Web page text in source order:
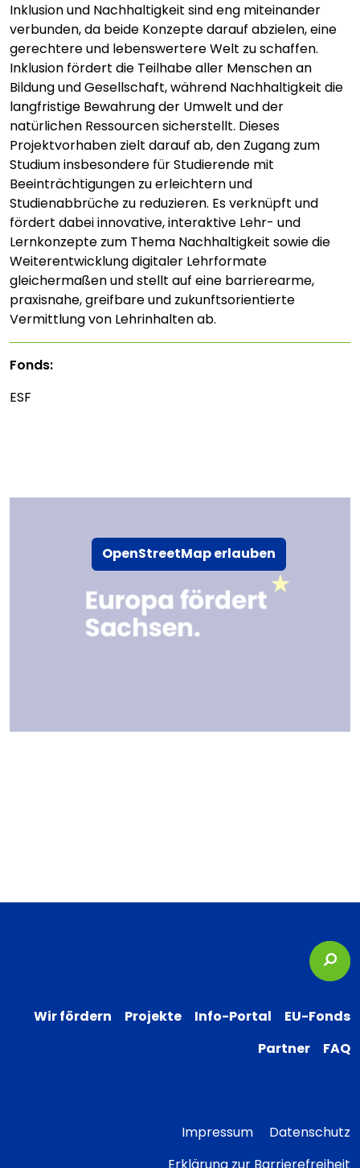
OpenStreetMap erlauben
Inklusion und Nachhaltigkeit sind eng miteinander
verbunden, da beide Konzepte darauf abzielen, eine
gerechtere und lebenswertere Welt zu schaffen.
Inklusion fördert die Teilhabe aller Menschen an
Bildung und Gesellschaft, während Nachhaltigkeit die
langfristige Bewahrung der Umwelt und der
natürlichen Ressourcen sicherstellt. Dieses
Projektvorhaben zielt darauf ab, den Zugang zum
Studium insbesondere für Studierende mit
Beeinträchtigungen zu erleichtern und
Studienabbrüche zu reduzieren. Es verknüpft und
fördert dabei innovative, interaktive Lehr- und
Lernkonzepte zum Thema Nachhaltigkeit sowie die
Weiterentwicklung digitaler Lehrformate
gleichermaßen und stellt auf eine barrierearme,
praxisnahe, greifbare und zukunftsorientierte
Vermittlung von Lehrinhalten ab.
Fonds:
ESF
Wir fördern Projekte Info-Portal
EU-Fonds
Partner
FAQ
Impressum
Datenschutz